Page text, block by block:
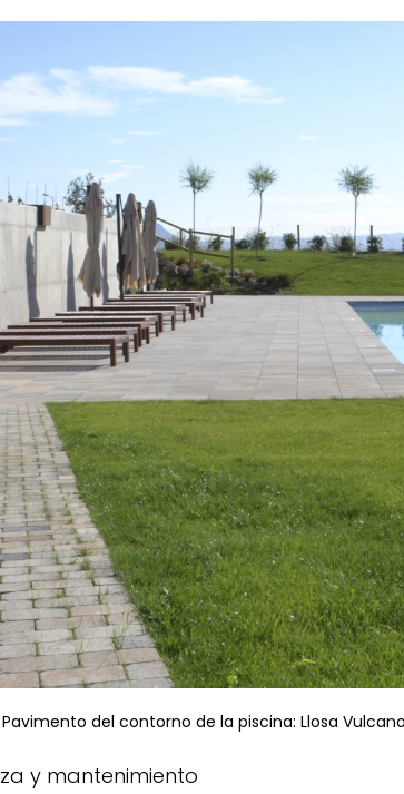
del contorno de la piscina: Llosa
y mantenimiento